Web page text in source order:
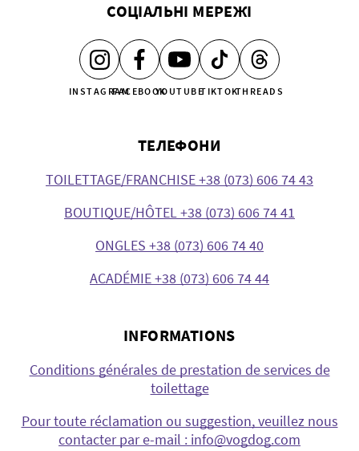
СОЦІАЛЬНІ МЕРЕЖІ
INSTAGRAMFACEBOOKYOUTUBETIKTOKTHREADS
ТЕЛЕФОНИ
TOILETTAGE/FRANCHISE +38 (073) 606 74 43
BOUTIQUE/HÔTEL +38 (073) 606 74 41
ONGLES +38 (073) 606 74 40
ACADÉMIE +38 (073) 606 74 44
INFORMATIONS
Conditions générales de prestation de services de
toilettage
Pour toute réclamation ou suggestion, veuillez nous
contacter par e-mail : info@vogdog.com